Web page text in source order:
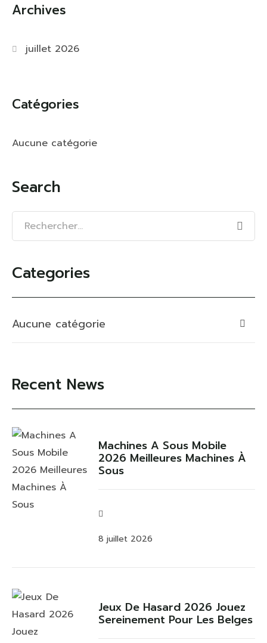
Archives
juillet 2026
Catégories
Aucune catégorie
Search
Categories
Aucune catégorie
Recent News
Machines A Sous Mobile
2026 Meilleures Machines À
Sous
8 juillet 2026
Jeux De Hasard 2026 Jouez
Sereinement Pour Les Belges